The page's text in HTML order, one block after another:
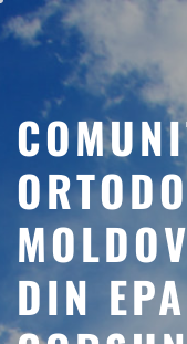
Skip
to
content
DIN